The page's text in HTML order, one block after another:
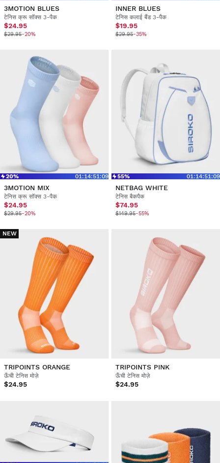
3MOTION BLUES
टेनिस क्रू सॉक्स 3-पैक
$24.95
$29.95-20%
INNER BLUES
टेनिस कलाई बैंड 3-पैक
$19.95
$29.95-35%
20% 01:14:51:09
3MOTION MIX
टेनिस क्रू सॉक्स 3-पैक
$24.95
$29.95-20%
55% 01:14:51:09
NETBAG WHITE
टेनिस बैकपैक
$74.95
$149.95-55%
NEW
TRIPOINTS ORANGE
ऊँची टेनिस मोज़े
$24.95
TRIPOINTS PINK
ऊँची टेनिस मोज़े
$24.95